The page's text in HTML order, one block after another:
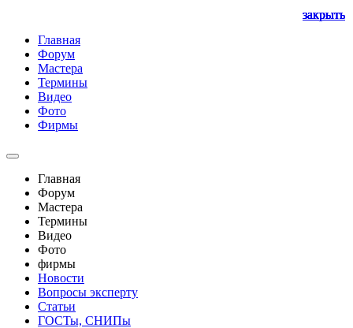
Главная
Форум
Мастера
Термины
Видео
Фото
Фирмы
Главная
Форум
Мастера
Термины
Видео
Фото
фирмы
Новости
Вопросы эксперту
Статьи
ГОСТы, СНИПы
закрыть
закрыть
закрыть
закрыть
закрыть
закрыть
закрыть